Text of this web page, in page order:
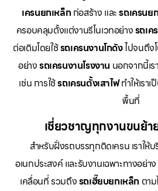
เครนยกเหล็กก่อสร้าง และรถเครนย
ครอบคลุมตั้งแต่งานรีโนเวทอย่างรถเค
ต่อเติมโดยใช้รถเครนงานโกดังไปจนถึง
อย่างรถเครนงานโรงงาน นอกจากนี้เ
เช่น การใช้รถเครนตั้งเสาไฟทำให้เรา
พื้นที่
เชี่ยวชาญทุกงานขนย้า
สำหรับฝั่งรถบรรทุกติดเครน เราให้บ
อเนกประสงค์ และรับงานเฉพาะทางอย่าง
เคลื่อนที่ รวมถึงรถเฮี๊ยบยกเหล็ก ตา